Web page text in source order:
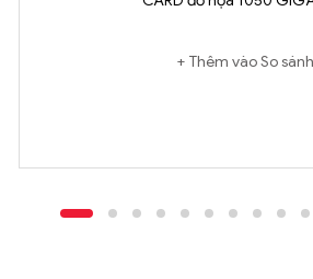
Thêm vào So sánh